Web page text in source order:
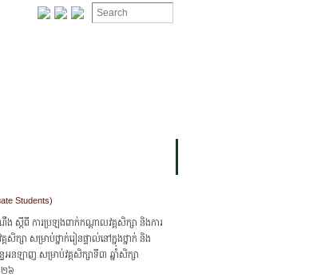
Students)
ស្ដីពី ការប្រឡងពាក់កណ្ដាលវគ្គសិក្សា និងការ
សិក្សា សម្រាប់ថ្នាក់រៀនផ្ទាល់នៅក្នុងថ្នាក់ និង
ន្ធអនឡាញ សម្រាប់វគ្គសិក្សាទី៣ ឆ្នាំសិក្សា
៦